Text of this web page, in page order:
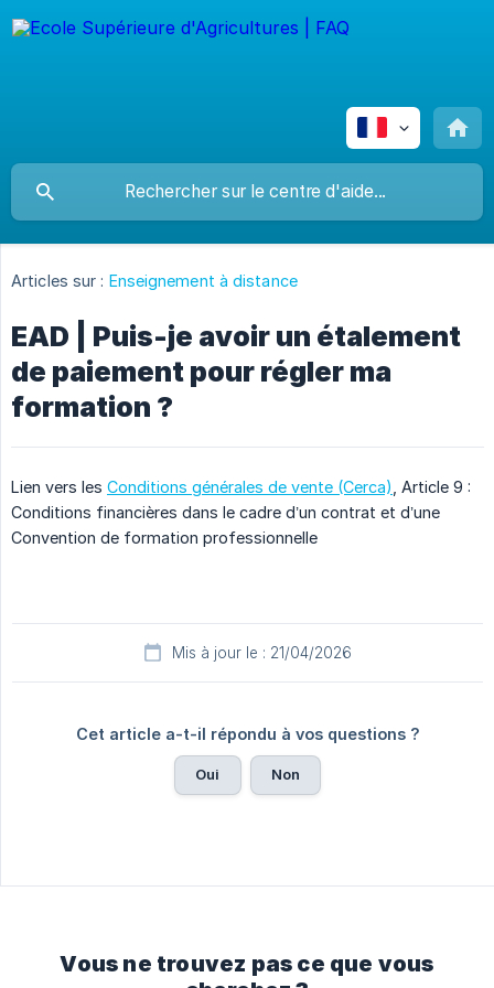
Articles sur : Enseignement à distance
EAD | Puis-je avoir un étalement
de paiement pour régler ma
formation ?
Lien vers les Conditions générales de vente (Cerca) , Article 9 :
Conditions financières dans le cadre d’un contrat et d’une
Convention de formation professionnelle
Mis à jour le : 21/04/2026
Cet article a-t-il répondu à vos questions ?
Oui Non
Vous ne trouvez pas ce que vous